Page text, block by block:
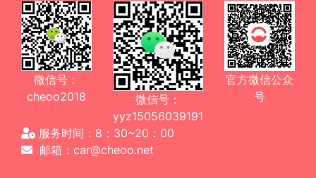
微信号：
cheoo2018
微信号：
yyz15056039191
官方微信公众
号
服务时间：8：30~20：00
邮箱：car@cheoo.net